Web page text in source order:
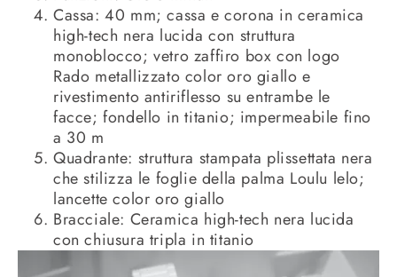
Cassa: 40 mm; cassa e corona in ceramica
high-tech nera lucida con struttura
monoblocco; vetro zaffiro box con logo
Rado metallizzato color oro giallo e
rivestimento antiriflesso su entrambe le
facce; fondello in titanio; impermeabile fino
a 30 m
Quadrante: struttura stampata plissettata nera
che stilizza le foglie della palma Loulu lelo;
lancette color oro giallo
Bracciale: Ceramica high-tech nera lucida
con chiusura tripla in titanio